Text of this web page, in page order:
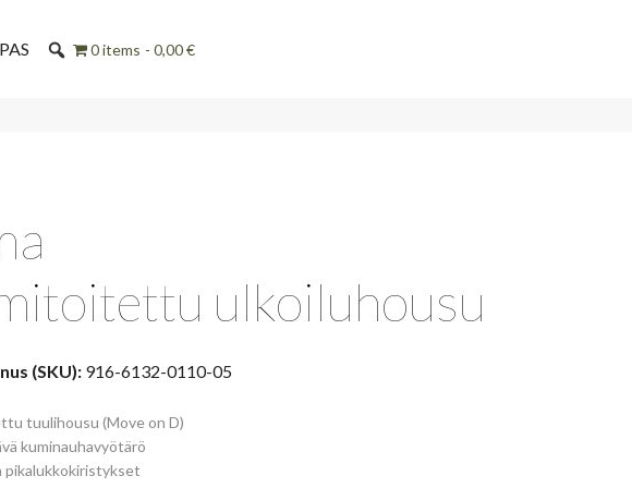
0 items 0,00 €
ulkoiluhousu
(SKU): 916-6132-0110-05
tuulihousu (Move on D)
kuminauhavyötärö
pikalukkokiristykset